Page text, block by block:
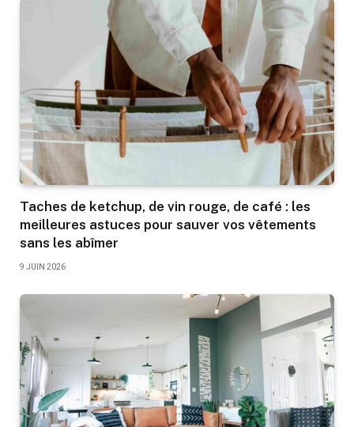
Taches de ketchup, de vin rouge, de café : les
meilleures astuces pour sauver vos vêtements
sans les abîmer
9 JUIN 2026